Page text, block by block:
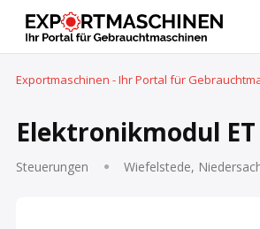
Exportmaschinen - Ihr Portal für
Elektronikmodul ET
Steuerungen Wiefelstede,